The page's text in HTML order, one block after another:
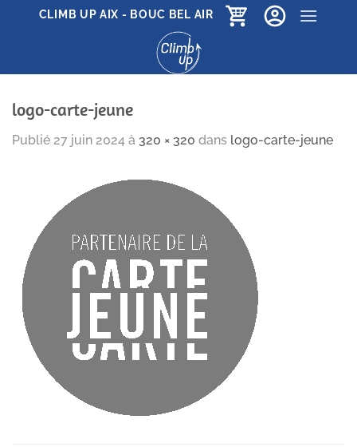
PasserCLIMB UP AIX - BOUC BEL AIR
logo-carte-jeune
Publié 27 juin 2024 à 320 × 320 dans logo-carte-jeune